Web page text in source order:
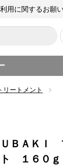
用に関するお願
リートメント
ＵＢＡＫＩ
ト １６０ｇ